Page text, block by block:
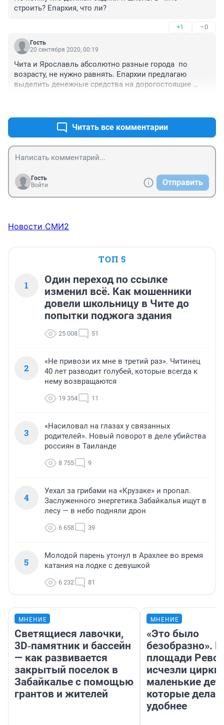
строить? Епархия, что ли?
+1 –0
Гость
20 сентября 2020, 00:19
Чита и Ярославль абсолютно разные города  по
возрасту, не нужно равнять. Епархии предлагаю
выделить денежные средства на дорогостоящие
Читать все комментарии
Гость
Войти
Отправить
Новости СМИ2
ТОП 5
1
Один переход по ссылке
изменил всё. Как мошенники
довели школьницу в Чите до
попытки поджога здания
25 008 51
2
«Не привози их мне в третий раз». Читинец
40 лет разводит голубей, которые всегда к
нему возвращаются
19 354 11
3
«Насиловал на глазах у связанных
родителей». Новый поворот в деле убийства
россиян в Таиланде
8 755 9
4
Уехал за грибами на «Крузаке» и пропал.
Заслуженного энергетика Забайкалья ищут в
лесу — в небо подняли дрон
6 658 39
5
Молодой парень утонул в Арахлее во время
катания на лодке с девушкой
6 232 81
МНЕНИЕ
Светящиеся лавочки,
3D‑памятник и бассейн
— как развивается
закрытый поселок в
Забайкалье с помощью
грантов и жителей
МНЕНИЕ
«Это было
безобразно».
площади
исчезли цирки
маленькие
которые
удобнее